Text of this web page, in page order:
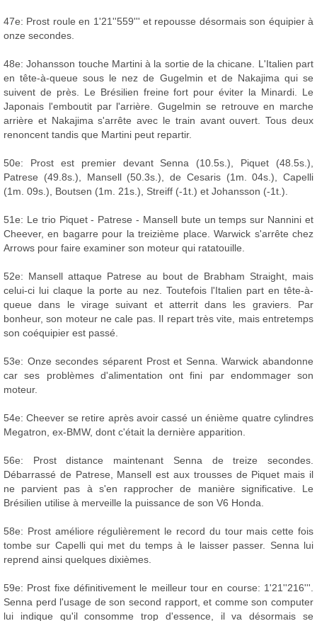
47e: Prost roule en 1'21''559''' et repousse désormais son équipier à
onze secondes.
48e: Johansson touche Martini à la sortie de la chicane. L'Italien part
en tête-à-queue sous le nez de Gugelmin et de Nakajima qui se
suivent de près. Le Brésilien freine fort pour éviter la Minardi. Le
Japonais l'emboutit par l'arrière. Gugelmin se retrouve en marche
arrière et Nakajima s'arrête avec le train avant ouvert. Tous deux
renoncent tandis que Martini peut repartir.
50e: Prost est premier devant Senna (10.5s.), Piquet (48.5s.),
Patrese (49.8s.), Mansell (50.3s.), de Cesaris (1m. 04s.), Capelli
(1m. 09s.), Boutsen (1m. 21s.), Streiff (-1t.) et Johansson (-1t.).
51e: Le trio Piquet - Patrese - Mansell bute un temps sur Nannini et
Cheever, en bagarre pour la treizième place. Warwick s'arrête chez
Arrows pour faire examiner son moteur qui ratatouille.
52e: Mansell attaque Patrese au bout de Brabham Straight, mais
celui-ci lui claque la porte au nez. Toutefois l'Italien part en tête-à-
queue dans le virage suivant et atterrit dans les graviers. Par
bonheur, son moteur ne cale pas. Il repart très vite, mais entretemps
son coéquipier est passé.
53e: Onze secondes séparent Prost et Senna. Warwick abandonne
car ses problèmes d'alimentation ont fini par endommager son
moteur.
54e: Cheever se retire après avoir cassé un énième quatre cylindres
Megatron, ex-BMW, dont c'était la dernière apparition.
56e: Prost distance maintenant Senna de treize secondes.
Débarrassé de Patrese, Mansell est aux trousses de Piquet mais il
ne parvient pas à s'en rapprocher de manière significative. Le
Brésilien utilise à merveille la puissance de son V6 Honda.
58e: Prost améliore régulièrement le record du tour mais cette fois
tombe sur Capelli qui met du temps à le laisser passer. Senna lui
reprend ainsi quelques dixièmes.
59e: Prost fixe définitivement le meilleur tour en course: 1'21''216'''.
Senna perd l'usage de son second rapport, et comme son computer
lui indique qu'il consomme trop d'essence, il va désormais se